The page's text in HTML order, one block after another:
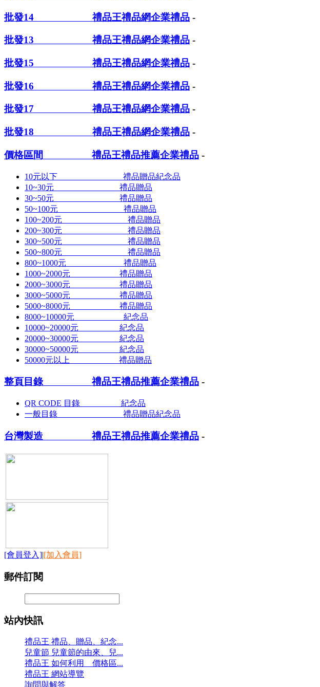
批發14 禮品王禮品網企業禮品 -
批發13 禮品王禮品網企業禮品 -
批發15 禮品王禮品網企業禮品 -
批發16 禮品王禮品網企業禮品 -
批發17 禮品王禮品網企業禮品 -
批發18 禮品王禮品網企業禮品 -
價格區間 禮品王禮品推薦企業禮品 -
10元以下 禮品贈品紀念品
10~30元 禮品贈品
30~50元 禮品贈品
50~100元 禮品贈品
100~200元 禮品贈品
200~300元 禮品贈品
300~500元 禮品贈品
500~800元 禮品贈品
800~1000元 禮品贈品
1000~2000元 禮品贈品
2000~3000元 禮品贈品
3000~5000元 禮品贈品
5000~8000元 禮品贈品
8000~10000元 紀念品
10000~20000元 紀念品
20000~30000元 紀念品
30000~50000元 紀念品
50000元以上 禮品贈品
整頁目錄 禮品王禮品推薦企業禮品 -
QR CODE 目錄 紀念品
一般目錄 禮品贈品紀念品
台灣製造 禮品王禮品推薦企業禮品 -
[會員登入]|[加入會員]
郵件訂閱
站內快訊
禮品王 禮品、贈品、紀念...
兒童節 兒童節的由來、兒...
禮品王 如何利用 價格區...
禮品王 網站導覽
詢問與解答